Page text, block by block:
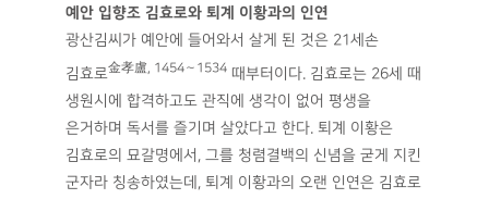
예안 입향조 김효로와 퇴계 이황과의 인연
광산김씨가 예안에 들어와서 살게 된 것은 21세손
김효로金孝盧, 1454∼1534 때부터이다. 김효로는 26세 때
생원시에 합격하고도 관직에 생각이 없어 평생을
은거하며 독서를 즐기며 살았다고 한다. 퇴계 이황은
김효로의 묘갈명에서, 그를 청렴결백의 신념을 굳게 지킨
군자라 칭송하였는데, 퇴계 이황과의 오랜 인연은 김효로